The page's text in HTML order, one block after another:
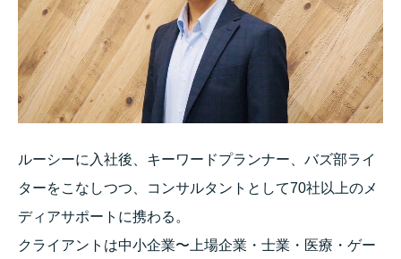
ルーシーに入社後、キーワードプランナー、バズ部ライ
ターをこなしつつ、コンサルタントとして70社以上のメ
ディアサポートに携わる。
クライアントは中小企業〜上場企業・士業・医療・ゲー